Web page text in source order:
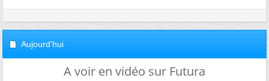
Aujourd'hui
A voir en vidéo sur Futura